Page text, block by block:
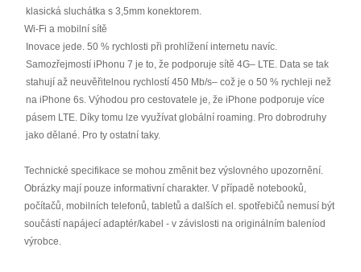
klasická sluchátka s 3,5mm konektorem.
Wi-Fi a mobilní sítě
Inovace jede. 50 % rychlosti při prohlížení internetu navíc.
Samozřejmostí iPhonu 7 je to, že podporuje sítě 4G– LTE. Data se tak
stahují až neuvěřitelnou rychlostí 450 Mb/s– což je o 50 % rychleji než
na iPhone 6s. Výhodou pro cestovatele je, že iPhone podporuje více
pásem LTE. Díky tomu lze využívat globální roaming. Pro dobrodruhy
jako dělané. Pro ty ostatní taky.
Technické specifikace se mohou změnit bez výslovného upozornění.
Obrázky mají pouze informativní charakter. V případě notebooků,
počítačů, mobilních telefonů, tabletů a dalších el. spotřebičů nemusí být
součástí napájecí adaptér/kabel - v závislosti na originálním baleníod
výrobce.